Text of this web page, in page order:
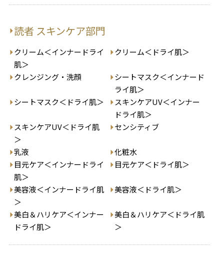
読者 スキンケア部門
クリーム＜インナードライ
肌＞
クリーム＜ドライ肌＞
クレンジング・洗顔
シートマスク＜インナード
ライ肌＞
シートマスク＜ドライ肌＞
スキンケアUV＜インナー
ドライ肌＞
スキンケアUV＜ドライ肌
＞
センシティブ
乳液
化粧水
目元ケア＜インナードライ
肌＞
目元ケア＜ドライ肌＞
美容液＜インナードライ肌
＞
美容液＜ドライ肌＞
美白＆ハリケア＜インナー
ドライ肌＞
美白＆ハリケア＜ドライ肌
＞